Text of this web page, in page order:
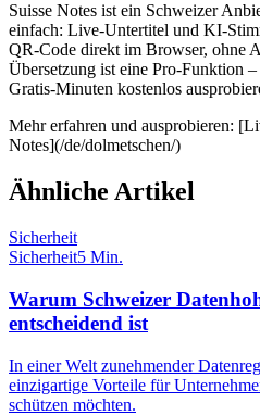
Suisse Notes ist ein Schweizer
einfach: Live-Untertitel und KI-
QR-Code direkt im Browser, ohne
Übersetzung ist eine Pro-Funktion
Gratis-Minuten kostenlos
Mehr erfahren und ausprobieren:
Notes](/de/dolmetschen/)
Ähnliche Artikel
Sicherheit
Sicherheit5 Min.
Warum Schweizer
entscheidend ist
In einer Welt zunehmender
einzigartige Vorteile für
schützen möchten.